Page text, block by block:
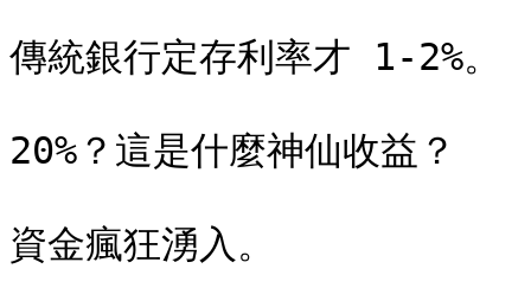
傳統銀行定存利率才 1-2%。
20%？這是什麼神仙收益？
資金瘋狂湧入。